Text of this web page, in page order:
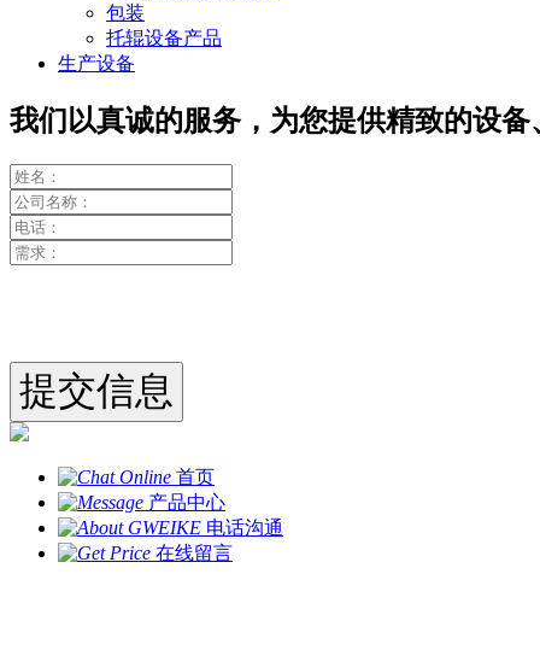
包装
托辊设备产品
生产设备
我们以真诚的服务，为您提供精致的设
首页
产品中心
电话沟通
在线留言